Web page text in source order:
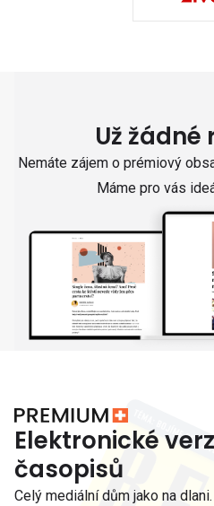
Už
Nemáte zájem o prémiový
Máme pro vás
Elektronické
časopisů
Celý mediální dům jako na